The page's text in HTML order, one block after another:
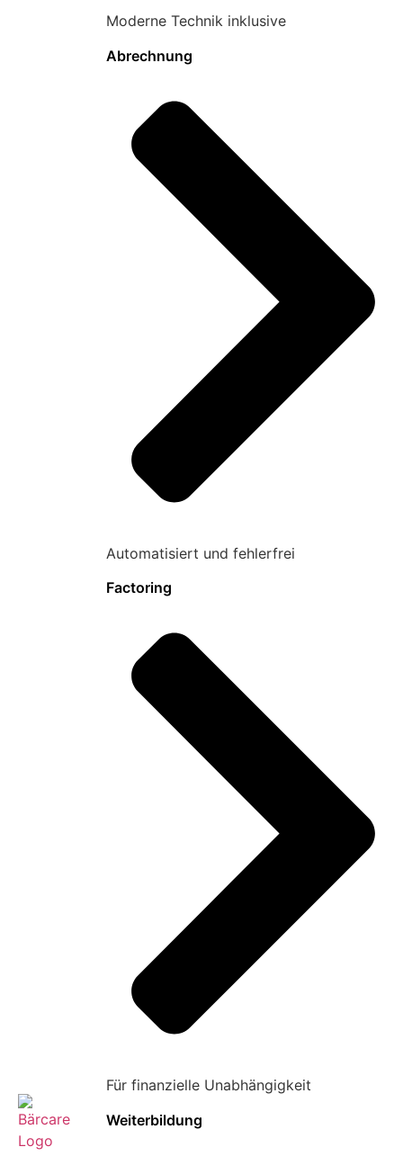
Moderne Technik inklusive
Abrechnung
Automatisiert und fehlerfrei
Factoring
Für finanzielle Unabhängigkeit
Weiterbildung